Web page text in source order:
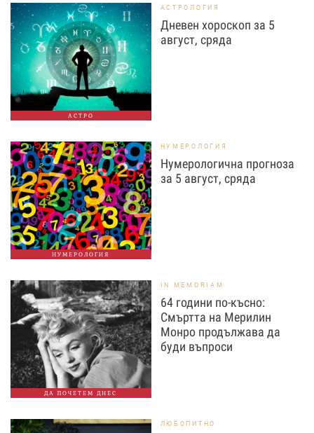
АСТРО
АСТРОЛОГИЯ
Дневен хороскоп за 5
август, сряда
НУМЕРОЛОГИЯ
НУМЕРОЛОГИЯ
Нумерологична прогноза
за 5 август, сряда
ДА ПОЧЕТЕМ ДНЕС
IN MEMORIAM
64 години по-късно:
Смъртта на Мерилин
Монро продължава да
буди въпроси
ЛЮБОПИТНО